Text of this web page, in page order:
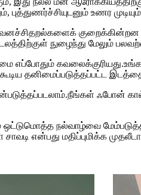
உணர
நுழைந்து மேலும்
எப்போதும்
தனிமைப்படுத்தப்பட்ட இடத்தை
பயன்படுத்தப்படலாம்.நீங்கள்
ஒட்டுமொத்த நல்வாழ்வை
என்பது மதிப்புமிக்க